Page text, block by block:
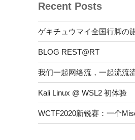
Recent Posts
ゲキチュウマイ全国行脚の
BLOG REST@RT
我们一起网络流，一起流流
Kali Linux @ WSL2 初体验
WCTF2020新锐赛：一个